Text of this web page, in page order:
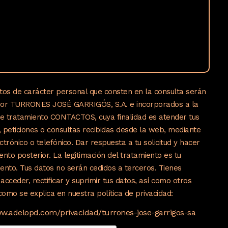
de carácter personal que consten en la consulta serán
TURRONES JOSÉ GARRIGÓS, S.A. e incorporados a la
tratamiento CONTACTOS, cuya finalidad es atender tus
peticiones o consultas recibidas desde la web, mediante
o telefónico. Dar respuesta a tu solicitud y hacer
posterior. La legitimación del tratamiento es tu
Tus datos no serán cedidos a terceros. Tienes
rectificar y suprimir tus datos, así como otros
se explica en nuestra política de privacidad:
privacidad/turrones-jose-garrigos-sa